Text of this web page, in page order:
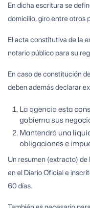
En dicha escritura se
domicilio, giro entre otros
El acta constitutiva de la
notario público para su
En caso de constitución
deben además declarar
La agencia esta
gobierna sus
Mantendrá una
obligaciones e
Un resumen (extracto)
en el Diario Oficial e
60 días.